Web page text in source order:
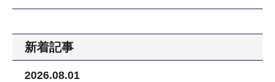
新着記事
2026.08.01